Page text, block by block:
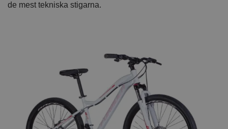
de mest tekniska stigarna.